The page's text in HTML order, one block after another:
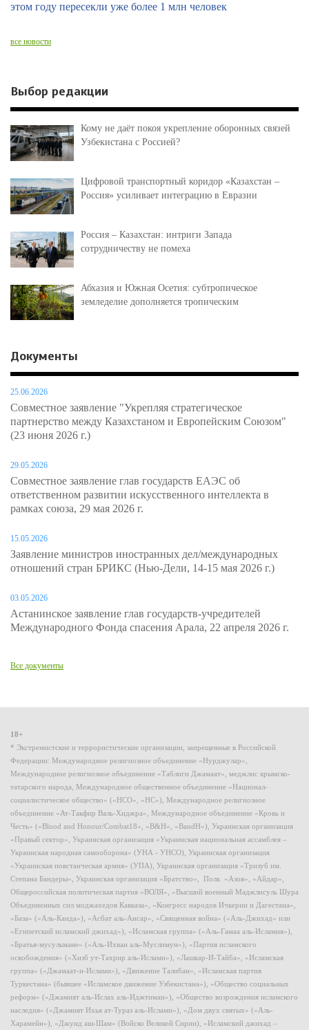
этом году пересекли уже более 1 млн человек
все новости
Выбор редакции
Кому не даёт покоя укрепление оборонных связей
Узбекистана с Россией?
Цифровой транспортный коридор «Казахстан –
Россия» усиливает интеграцию в Евразии
Россия – Казахстан: интриги Запада
сотрудничеству не помеха
Абхазия и Южная Осетия: субтропическое
земледелие дополняется тропическим
Документы
25.06.2026
Совместное заявление "Укрепляя стратегическое
партнерство между Казахстаном и Европейским Союзом"
(23 июня 2026 г.)
29.05.2026
Совместное заявление глав государств ЕАЭС об
ответственном развитии искусственного интеллекта в
рамках союза, 29 мая 2026 г.
15.05.2026
Заявление министров иностранных дел/международных
отношений стран БРИКС (Нью-Дели, 14-15 мая 2026 г.)
03.05.2026
Астанинское заявление глав государств-учредителей
Международного Фонда спасения Арала, 22 апреля 2026 г.
Все документы
18+
* Экстремистские и террористические организации, запрещенные в Российской
Федерации: Международное религиозное объединение «Нурджулар»,
Международное религиозное объединение «Таблиги Джамаат», меджлис крымско-
татарского народа, Международное общественное объединение «Национал-
социалистическое общество» («НСО», «НС»), Международное религиозное
объединение «Ат-Такфир Валь-Хиджра», Международное объединение «Кровь и
Честь» («Blood and Honour/Combat18», «B&H», «BandH»), Украинская организация
«Правый сектор», Украинская организация «Украинская национальная ассамблея –
Украинская народная самооборона» (УНА - УНСО), Украинская организация
«Украинская повстанческая армия» (УПА), Украинская организация «Тризуб им.
Степана Бандеры», Украинская организация «Братство», Полк «Азов», «Айдар»,
Общероссийская политическая партия «ВОЛЯ», «Высший военный Маджлисуль Шура
Объединенных сил моджахедов Кавказа», «Конгресс народов Ичкерии и Дагестана»,
«База» («Аль-Каида»), «Асбат аль-Ансар», «Священная война» («Аль-Джихад» или
«Египетский исламский джихад»), «Исламская группа» («Аль-Гамаа аль-Исламия»),
«Братья-мусульмане» («Аль-Ихван аль-Муслимун»), «Партия исламского
освобождения» («Хизб ут-Тахрир аль-Ислами»), «Лашкар-И-Тайба», «Исламская
группа» («Джамаат-и-Ислами»), «Движение Талибан», «Исламская партия
Туркестана» (бывшее «Исламское движение Узбекистана»), «Общество социальных
реформ» («Джамият аль-Ислах аль-Иджтимаи»), «Общество возрождения исламского
наследия» («Джамият Ихья ат-Тураз аль-Ислами»), «Дом двух святых» («Аль-
Харамейн»), «Джунд аш-Шам» (Войско Великой Сирии), «Исламский джихад –